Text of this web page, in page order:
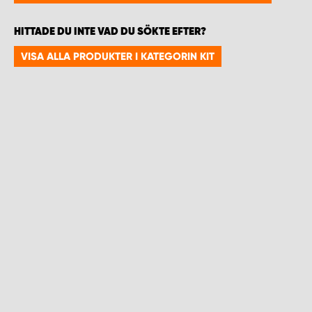
HITTADE DU INTE VAD DU SÖKTE EFTER?
VISA ALLA PRODUKTER I KATEGORIN KIT
WORK SYSTEM HELSINGBORG
WORK SYSTEM JÖNKÖPING